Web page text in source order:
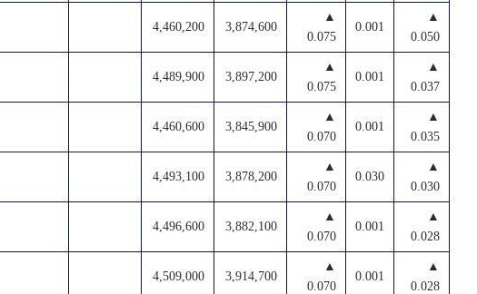
4,460,200 3,874,600
▲
0.075
0.001
▲
0.050
4,489,900 3,897,200
▲
0.075
0.001
▲
0.037
4,460,600 3,845,900
▲
0.070
0.001
▲
0.035
4,493,100 3,878,200
▲
0.070
0.030
▲
0.030
4,496,600 3,882,100
▲
0.070
0.001
▲
0.028
4,509,000 3,914,700
▲
0.070
0.001
▲
0.028